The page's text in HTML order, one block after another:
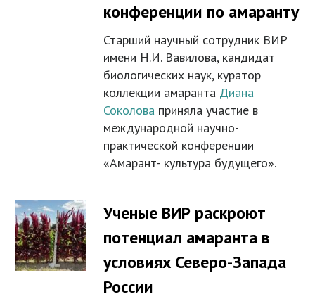
конференции по амаранту
Старший научный сотрудник ВИР
имени Н.И. Вавилова, кандидат
биологических наук, куратор
коллекции амаранта Диана
Соколова приняла участие в
международной научно-
практической конференции
«Амарант- культура будущего».
Ученые ВИР раскроют
потенциал амаранта в
условиях Северо-Запада
России